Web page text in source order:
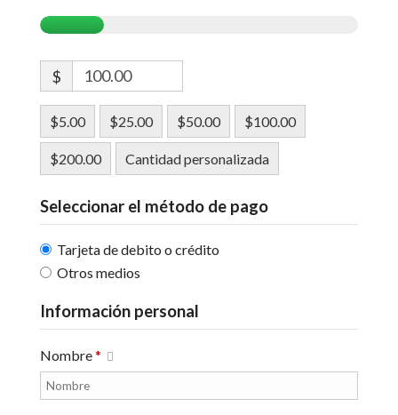
$
$5.00 $25.00 $50.00 $100.00
$200.00 Cantidad personalizada
Seleccionar el método de pago
Tarjeta de debito o crédito
Otros medios
Información personal
Nombre*